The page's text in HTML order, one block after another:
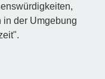
in der Umgebung